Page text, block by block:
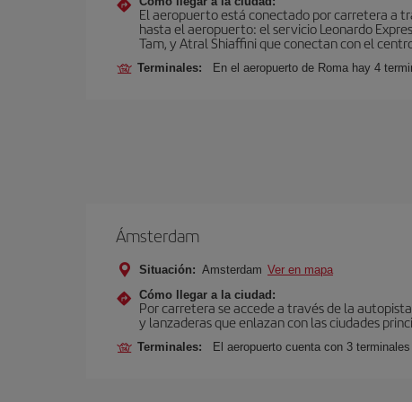
El aeropuerto está conectado por carretera a
hasta el aeropuerto: el servicio Leonardo
Tam, y Atral Shiaffini que conectan con el
Terminales: En el aeropuerto de Roma hay 4
Ámsterdam
Situación: Amsterdam Ver en mapa
Cómo llegar a la ciudad:
Por carretera se accede a través de la
y lanzaderas que enlazan con las ciudades
Terminales: El aeropuerto cuenta con 3